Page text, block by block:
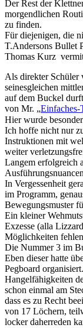
Der Rest der
morgendlichen
zu finden.
Für diejenigen, die
T.Andersons Bullet
Thomas Kurz
Als direkter Schüler
seinesgleichen
auf dem Buckel
von Mr. „Einfaches-
Hier wurde
Ich hoffe nicht nur
Instruktionen mit
weiter
Langem erfolgreich
In Vergessenheit
im Programm,
Bewegungsmuster
Ein kleiner
Exzesse (alla
Möglichkeiten
Die Nummer 3 im
Eben dieser hatte
Pegboard
Hangelfähigkeiten
schon einmal am
dass es zu Recht
von 17 Löchern,
locker daherreden